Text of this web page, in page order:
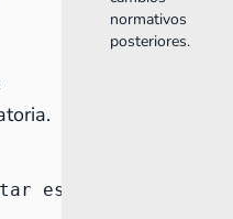
esta beca de
normativos
posteriores.